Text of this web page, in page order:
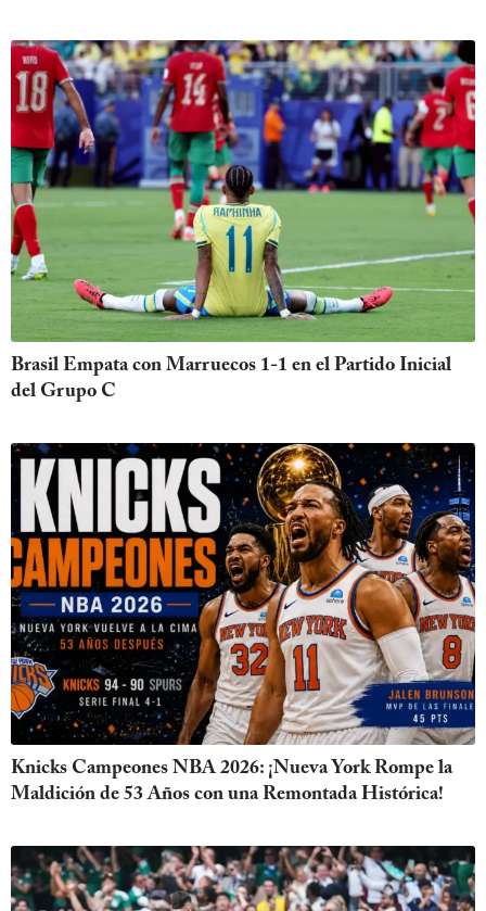
Brasil Empata con Marruecos 1-1 en el Partido Inicial
del Grupo C
Knicks Campeones NBA 2026: ¡Nueva York Rompe la
Maldición de 53 Años con una Remontada Histórica!